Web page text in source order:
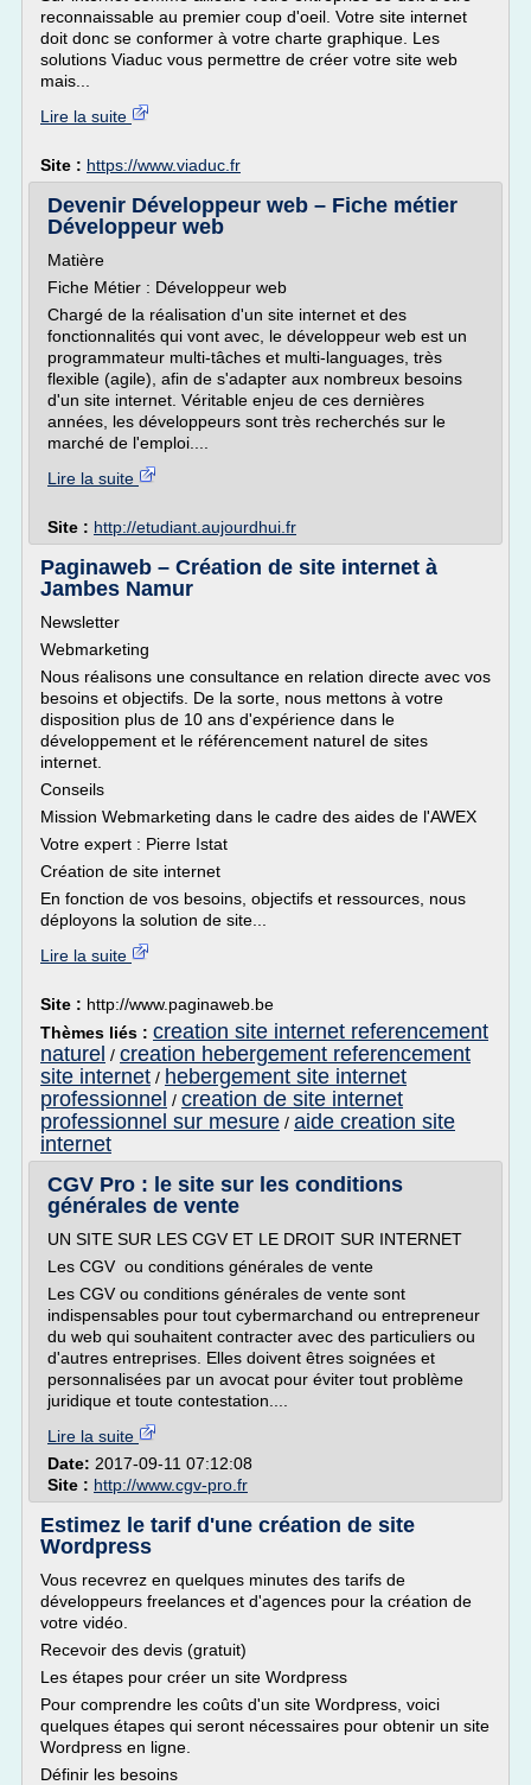
reconnaissable au premier coup d'oeil. Votre site internet
doit donc se conformer à votre charte graphique. Les
solutions Viaduc vous permettre de créer votre site web
mais...
Lire la suite
Site : https://www.viaduc.fr
Devenir Développeur web – Fiche métier
Développeur web
Matière
Fiche Métier : Développeur web
Chargé de la réalisation d'un site internet et des
fonctionnalités qui vont avec, le développeur web est un
programmateur multi-tâches et multi-languages, très
flexible (agile), afin de s'adapter aux nombreux besoins
d'un site internet. Véritable enjeu de ces dernières
années, les développeurs sont très recherchés sur le
marché de l'emploi....
Lire la suite
Site : http://etudiant.aujourdhui.fr
Paginaweb – Création de site internet à
Jambes Namur
Newsletter
Webmarketing
Nous réalisons une consultance en relation directe avec vos
besoins et objectifs. De la sorte, nous mettons à votre
disposition plus de 10 ans d'expérience dans le
développement et le référencement naturel de sites
internet.
Conseils
Mission Webmarketing dans le cadre des aides de l'AWEX
Votre expert : Pierre Istat
Création de site internet
En fonction de vos besoins, objectifs et ressources, nous
déployons la solution de site...
Lire la suite
Site : http://www.paginaweb.be
Thèmes liés : creation site internet referencement
naturel / creation hebergement referencement
site internet / hebergement site internet
professionnel / creation de site internet
professionnel sur mesure / aide creation site
internet
CGV Pro : le site sur les conditions
générales de vente
UN SITE SUR LES CGV ET LE DROIT SUR INTERNET
Les CGV ou conditions générales de vente
Les CGV ou conditions générales de vente sont
indispensables pour tout cybermarchand ou entrepreneur
du web qui souhaitent contracter avec des particuliers ou
d'autres entreprises. Elles doivent êtres soignées et
personnalisées par un avocat pour éviter tout problème
juridique et toute contestation....
Lire la suite
Date: 2017-09-11 07:12:08
Site : http://www.cgv-pro.fr
Estimez le tarif d'une création de site
Wordpress
Vous recevrez en quelques minutes des tarifs de
développeurs freelances et d'agences pour la création de
votre vidéo.
Recevoir des devis (gratuit)
Les étapes pour créer un site Wordpress
Pour comprendre les coûts d'un site Wordpress, voici
quelques étapes qui seront nécessaires pour obtenir un site
Wordpress en ligne.
Définir les besoins